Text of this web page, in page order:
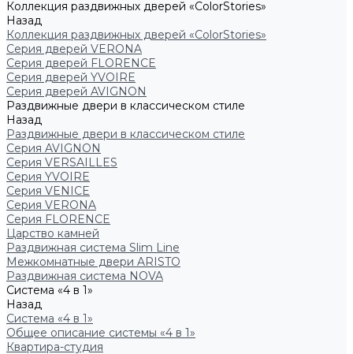
Коллекция раздвижных дверей «ColorStories»
Назад
Коллекция раздвижных дверей «ColorStories»
Серия дверей VERONA
Серия дверей FLORENCE
Серия дверей YVOIRE
Серия дверей AVIGNON
Раздвижные двери в классическом стиле
Назад
Раздвижные двери в классическом стиле
Серия AVIGNON
Серия VERSAILLES
Серия YVOIRE
Серия VENICE
Серия VERONA
Серия FLORENCE
Царство камней
Раздвижная система Slim Line
Межкомнатные двери ARISTO
Раздвижная система NOVA
Система «4 в 1»
Назад
Система «4 в 1»
Общее описание системы «4 в 1»
Квартира-студия